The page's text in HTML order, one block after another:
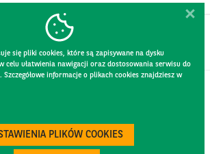
się pliki cookies, które są zapisywane na dysku
celu ułatwienia nawigacji oraz dostosowania serwisu do
informacje o plikach cookies znajdziesz w
PLIKÓW COOKIES